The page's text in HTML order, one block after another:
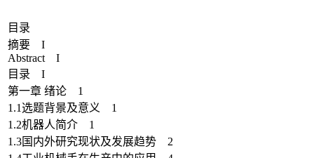
目录
摘要 I
Abstract I
目录 I
第一章 绪论 1
1.1选题背景及意义 1
1.2机器人简介 1
1.3国内外研究现状及发展趋势 2